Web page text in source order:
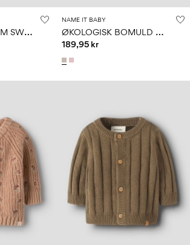
N
ORMAL PASFORM SWEATSHIRT
NAME IT BABY
Ø
KOLOGISK BOMULD CARDIGAN
189,95 kr